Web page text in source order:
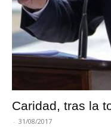
Caridad, tras la
- 31/08/2017